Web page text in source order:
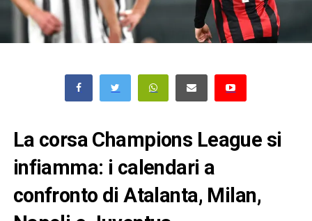
La corsa Champions League si
infiamma: i calendari a
confronto di Atalanta, Milan,